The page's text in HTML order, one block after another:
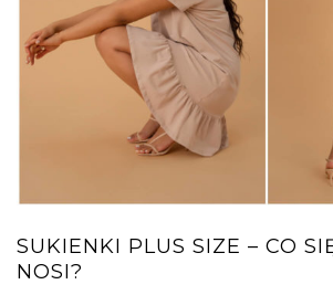
SUKIENKI PLUS SIZE – CO
NOSI?